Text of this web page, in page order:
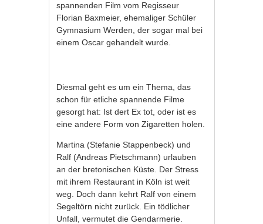
spannenden Film vom Regisseur
Florian Baxmeier, ehemaliger Schüler
Gymnasium Werden, der sogar mal bei
einem Oscar gehandelt wurde.
Diesmal geht es um ein Thema, das
schon für etliche spannende Filme
gesorgt hat: Ist dert Ex tot, oder ist es
eine andere Form von Zigaretten holen.
Martina (Stefanie Stappenbeck) und
Ralf (Andreas Pietschmann) urlauben
an der bretonischen Küste. Der Stress
mit ihrem Restaurant in Köln ist weit
weg. Doch dann kehrt Ralf von einem
Segeltörn nicht zurück. Ein tödlicher
Unfall, vermutet die Gendarmerie.